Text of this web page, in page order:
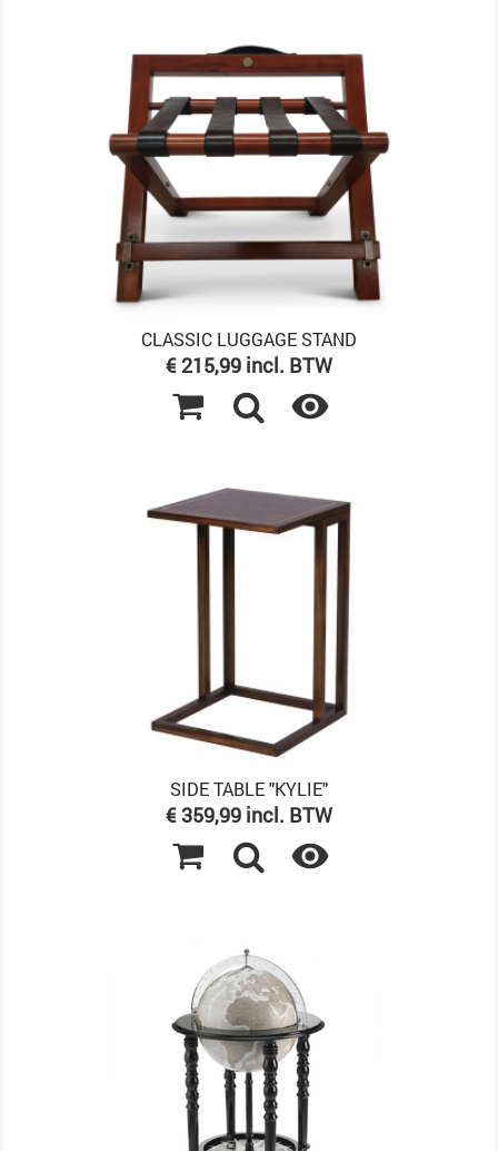
CLASSIC LUGGAGE STAND
Prijs
€ 215,99 incl. BTW

SIDE TABLE "KYLIE"
Prijs
€ 359,99 incl. BTW
